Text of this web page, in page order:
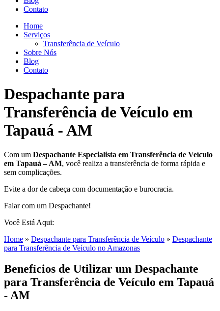
Contato
Home
Serviços
Transferência de Veículo
Sobre Nós
Blog
Contato
Despachante para
Transferência de Veículo em
Tapauá - AM
Com um Despachante Especialista em Transferência de Veículo
em Tapauá – AM, você realiza a transferência de forma rápida e
sem complicações.
Evite a dor de cabeça com documentação e burocracia.
Falar com um Despachante!
Você Está Aqui:
Home » Despachante para Transferência de Veículo » Despachante
para Transferência de Veículo no Amazonas
Benefícios de Utilizar um Despachante
para Transferência de Veículo em Tapauá
- AM